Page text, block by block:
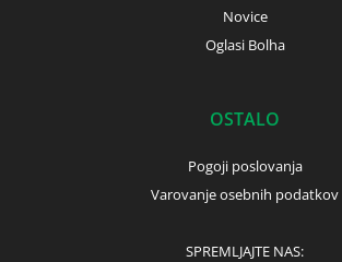
Novice
Oglasi Bolha
OSTALO
Pogoji poslovanja
Varovanje osebnih podatkov
SPREMLJAJTE NAS: